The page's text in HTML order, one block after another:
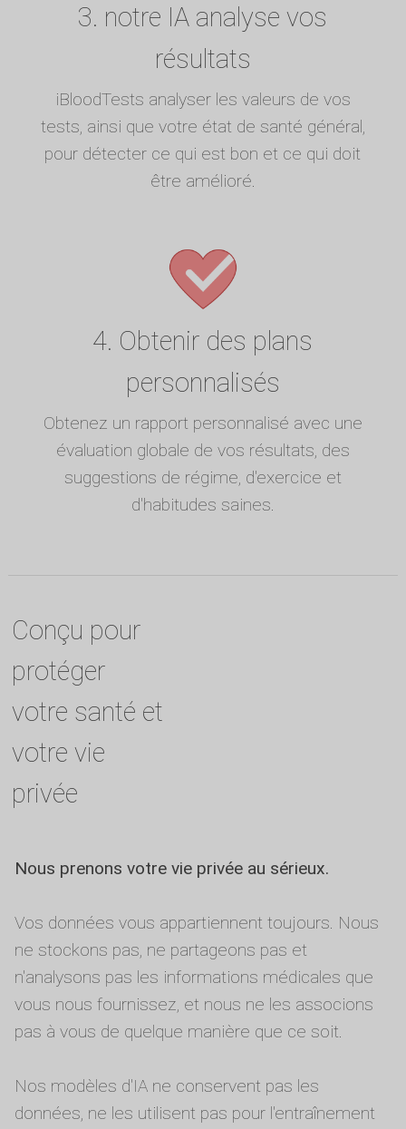
3. notre IA analyse vos
résultats
iBloodTests analyser les valeurs de vos
tests, ainsi que votre état de santé général,
pour détecter ce qui est bon et ce qui doit
être amélioré.
4. Obtenir des plans
personnalisés
Obtenez un rapport personnalisé avec une
évaluation globale de vos résultats, des
suggestions de régime, d'exercice et
d'habitudes saines.
Conçu pour
protéger
votre santé et
votre vie
privée
Nous prenons votre vie privée au sérieux.
Vos données vous appartiennent toujours. Nous
ne stockons pas, ne partageons pas et
n'analysons pas les informations médicales que
vous nous fournissez, et nous ne les associons
pas à vous de quelque manière que ce soit.
Nos modèles d'IA ne conservent pas les
données, ne les utilisent pas pour l'entraînement